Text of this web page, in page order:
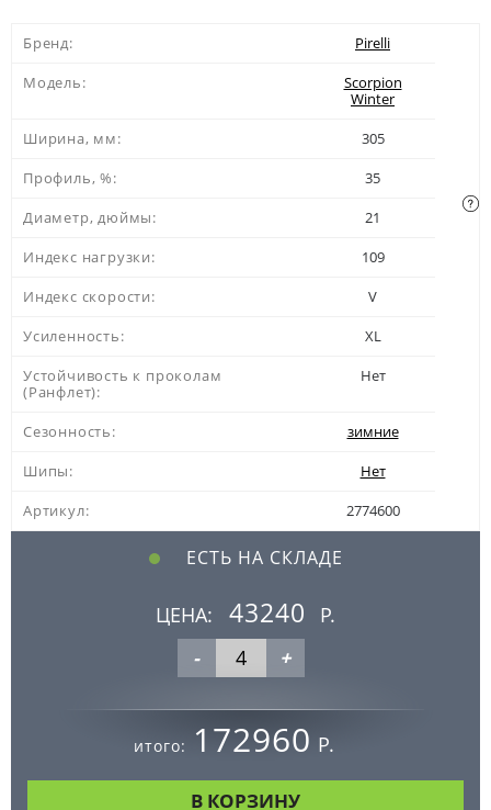
Бренд:
Pirelli
Модель:
Scorpion
Winter
Ширина, мм:
305
Профиль, %:
35
Диаметр, дюймы:
21
Индекс нагрузки:
109
Индекс скорости:
V
Усиленность:
XL
Устойчивость к проколам
(Ранфлет):
Нет
Сезонность:
зимние
Шипы:
Нет
Артикул:
2774600
ЕСТЬ НА СКЛАДЕ
ЦЕНА: 43240
Р.
-
+
итого: 172960 Р.